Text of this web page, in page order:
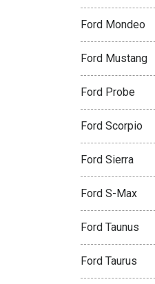
Ford Mondeo
Ford Mustang
Ford Probe
Ford Scorpio
Ford Sierra
Ford S-Max
Ford Taunus
Ford Taurus